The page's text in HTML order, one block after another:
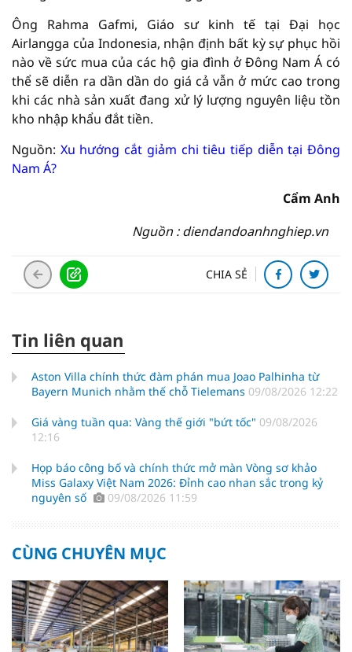
Ông Rahma Gafmi, Giáo sư kinh tế tại Đại học
Airlangga của Indonesia, nhận định bất kỳ sự phục hồi
nào về sức mua của các hộ gia đình ở Đông Nam Á có
thể sẽ diễn ra dần dần do giá cả vẫn ở mức cao trong
khi các nhà sản xuất đang xử lý lượng nguyên liệu tồn
kho nhập khẩu đắt tiền.
Nguồn: Xu hướng cắt giảm chi tiêu tiếp diễn tại Đông
Nam Á?
Cẩm Anh
Nguồn : diendandoanhnghiep.vn
CHIA SẺ
Tin liên quan
Aston Villa chính thức đàm phán mua Joao Palhinha từ
Bayern Munich nhằm thế chỗ Tielemans 09/08/2026 12:22
Giá vàng tuần qua: Vàng thế giới "bứt tốc" 09/08/2026
12:16
Họp báo công bố và chính thức mở màn Vòng sơ khảo
Miss Galaxy Việt Nam 2026: Đỉnh cao nhan sắc trong kỷ
nguyên số
09/08/2026 11:59
CÙNG CHUYÊN MỤC